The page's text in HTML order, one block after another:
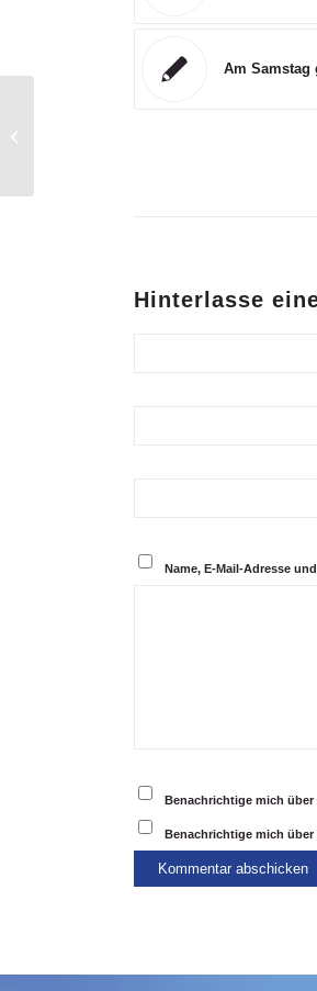
Am Samstag
Hinterlasse
Name, E-Mail-Adresse
Benachrichtige mich über
Benachrichtige mich über